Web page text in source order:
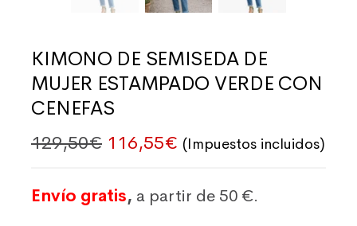
KIMONO DE SEMISEDA DE
MUJER ESTAMPADO VERDE CON
CENEFAS
129,50€ El precio original era:
116,55€ El precio actual es:
(Impuestos incluidos)
Envío gratis, a partir de 50 €.